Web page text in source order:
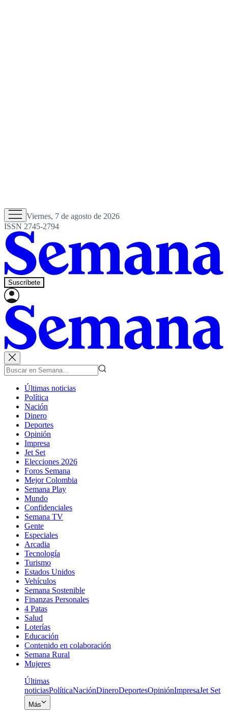
Viernes, 7 de agosto de 2026
ISSN 2745-2794
Suscríbete
Últimas noticias
Política
Nación
Dinero
Deportes
Opinión
Impresa
Jet Set
Elecciones 2026
Foros Semana
Mejor Colombia
Semana Play
Mundo
Confidenciales
Semana TV
Gente
Especiales
Arcadia
Tecnología
Turismo
Estados Unidos
Vehículos
Semana Sostenible
Finanzas Personales
4 Patas
Salud
Loterías
Educación
Contenido en colaboración
Semana Rural
Mujeres
Últimas
noticiasPolíticaNaciónDineroDeportesOpiniónImpresaJet Set
Más